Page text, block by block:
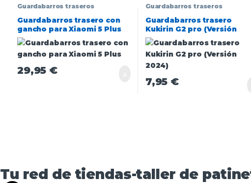
Guardabarros traseros
Guardabarros trasero con
gancho para Xiaomi 5 Plus
29,95 €
Guardabarros traseros
Guardabarros trasero
Kukirin G2 pro (Versión
2024)
7,95 €
Tu red de tiendas-taller de